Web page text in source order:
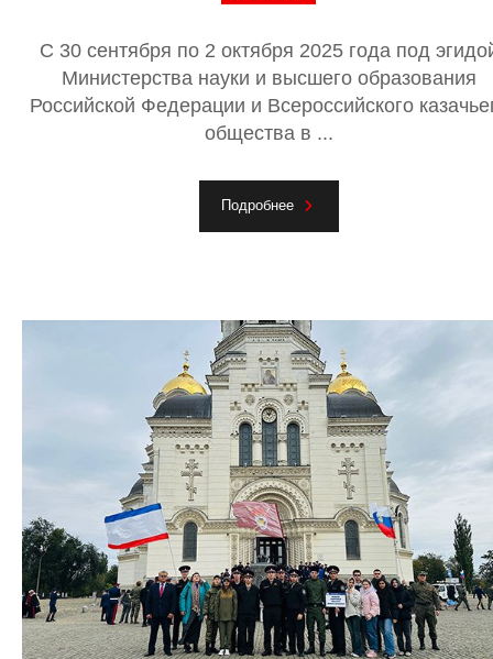
С 30 сентября по 2 октября 2025 года под
Министерства науки и высшего образования
Российской Федерации и Всероссийского
общества в ...
Подробнее